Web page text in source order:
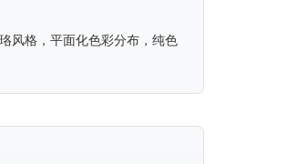
风格，平面化色彩分布，纯色